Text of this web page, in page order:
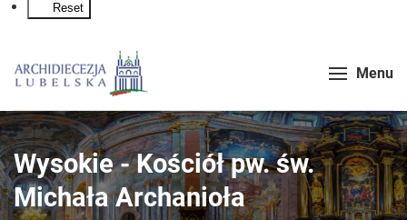
Reset
Menu
Wysokie - Kościół pw. św.
Michała Archanioła